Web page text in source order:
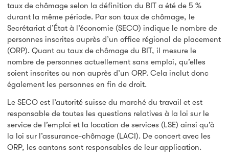
taux de chômage selon la définition du BIT a été de 5 %
durant la même période. Par son taux de chômage, le
Secrétariat d’État à l’économie (SECO) indique le nombre de
personnes inscrites auprès d’un office régional de placement
(ORP). Quant au taux de chômage du BIT, il mesure le
nombre de personnes actuellement sans emploi, qu’elles
soient inscrites ou non auprès d’un ORP. Cela inclut donc
également les personnes en fin de droit.
Le SECO est l’autorité suisse du marché du travail et est
responsable de toutes les questions relatives à la loi sur le
service de l’emploi et la location de services (LSE) ainsi qu’à
la loi sur l’assurance-chômage (LACI). De concert avec les
ORP, les cantons sont responsables de leur application.